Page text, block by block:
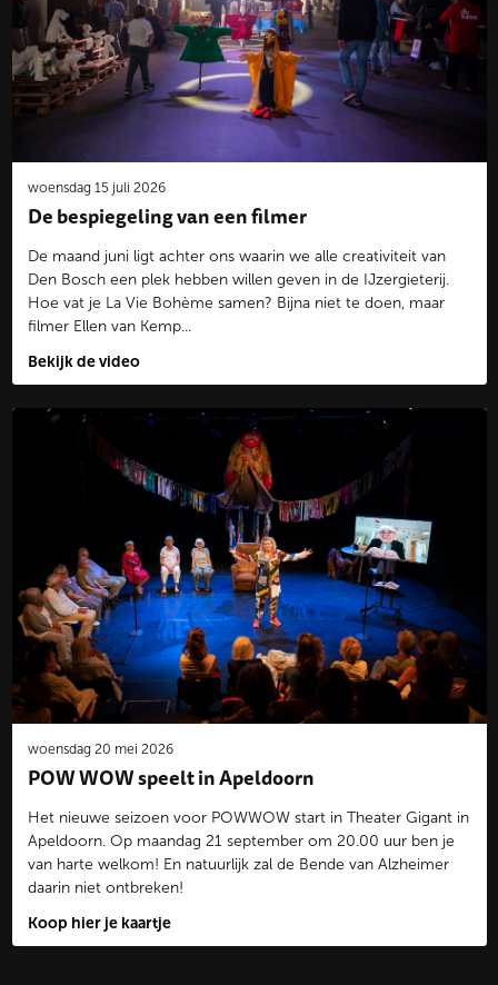
woensdag 15 juli 2026
De bespiegeling van een filmer
De maand juni ligt achter ons waarin we alle creativiteit van
Den Bosch een plek hebben willen geven in de IJzergieterij.
Hoe vat je La Vie Bohème samen? Bijna niet te doen, maar
filmer Ellen van Kemp...
Bekijk de video
woensdag 20 mei 2026
POW WOW speelt in Apeldoorn
Het nieuwe seizoen voor POWWOW start in Theater Gigant in
Apeldoorn. Op maandag 21 september om 20.00 uur ben je
van harte welkom! En natuurlijk zal de Bende van Alzheimer
daarin niet ontbreken!
Koop hier je kaartje